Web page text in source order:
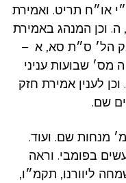
או״ח תריט. ואמירת
וכן המנהג באמירת
הל׳ ס״ת סא, א –
מס׳ שבועות עניני
לענין אמירת חזק
שם.
מנחות שם. ועוד.
בפומבי. וראה
ליוורנו, תקמ״ו,